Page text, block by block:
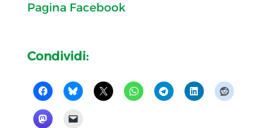
Pagina Facebook
Condividi: